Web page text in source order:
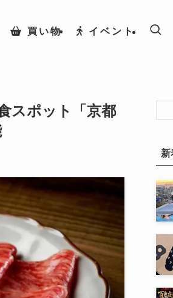
買い物 イベント
スポット「京都